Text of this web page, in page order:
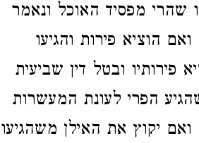
שהרי מפסיד האוכל ונאמר
הוציא פירות והגיעו
ובטל דין שביעית
הפרי לעונת המעשרות
יקוץ את האילן משהגיעו